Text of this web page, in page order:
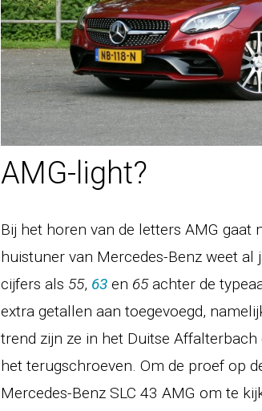
AMG-light?
Bij het horen van de letters AMG
huistuner van Mercedes-Benz weet
cijfers als 55, 63 en 65achter de
extra getallen aan toegevoegd,
trend zijn ze in het Duitse
het terugschroeven. Om de proef op
Mercedes-Benz SLC 43 AMG om te